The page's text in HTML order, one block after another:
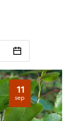
11
sep